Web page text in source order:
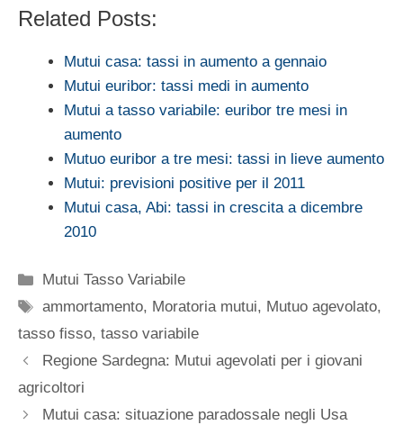
Related Posts:
Mutui casa: tassi in aumento a gennaio
Mutui euribor: tassi medi in aumento
Mutui a tasso variabile: euribor tre mesi in
aumento
Mutuo euribor a tre mesi: tassi in lieve aumento
Mutui: previsioni positive per il 2011
Mutui casa, Abi: tassi in crescita a dicembre
2010
Categorie
Mutui Tasso Variabile
Tag
ammortamento, Moratoria mutui, Mutuo agevolato,
tasso fisso, tasso variabile
Regione Sardegna: Mutui agevolati per i giovani
agricoltori
Mutui casa: situazione paradossale negli Usa